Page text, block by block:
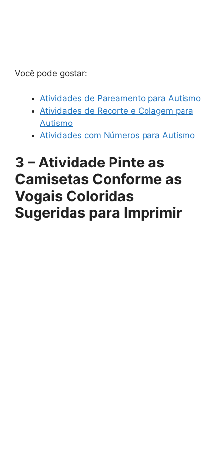
Você pode gostar:
Atividades de Pareamento para Autismo
Atividades de Recorte e Colagem para
Autismo
Atividades com Números para Autismo
3 – Atividade Pinte as
Camisetas Conforme as
Vogais Coloridas
Sugeridas para Imprimir